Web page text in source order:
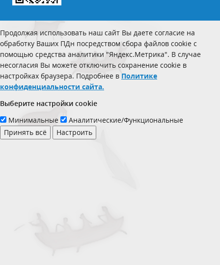
Продолжая использовать наш сайт Вы даете согласие на
обработку Ваших ПДн посредством сбора файлов cookie с
помощью средства аналитики "Яндекс.Метрика". В случае
несогласия Вы можете отключить сохранение cookie в
настройках браузера. Подробнее в Политике
конфиденциальности сайта.
Выберите настройки cookie
Минимальные
Аналитические/Функциональные
Принять всё
Настроить